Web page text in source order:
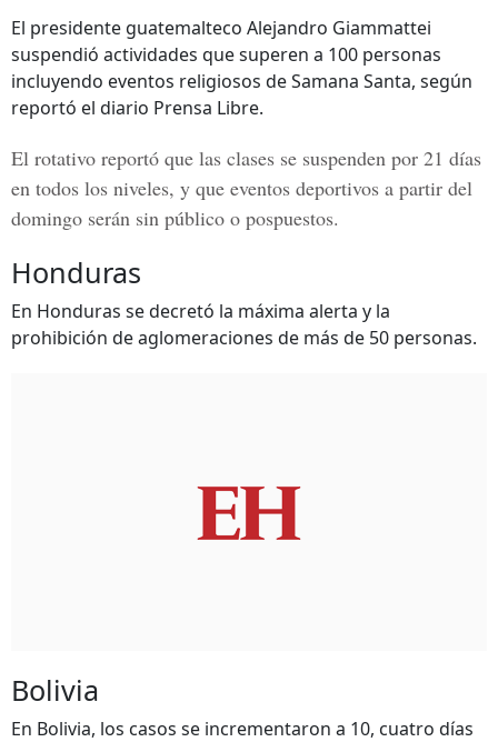
El presidente guatemalteco Alejandro Giammattei
suspendió actividades que superen a 100 personas
incluyendo eventos religiosos de Samana Santa, según
reportó el diario Prensa Libre.
El rotativo reportó que las clases se suspenden por 21 días
en todos los niveles, y que eventos deportivos a partir del
domingo serán sin público o pospuestos.
Honduras
En Honduras se decretó la máxima alerta y la
prohibición de aglomeraciones de más de 50 personas.
Bolivia
En Bolivia, los casos se incrementaron a 10, cuatro días